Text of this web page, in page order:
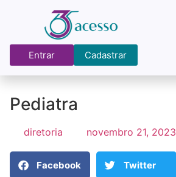
Entrar Cadastrar
Pediatra
diretoria novembro 21, 2023
Facebook Twitter